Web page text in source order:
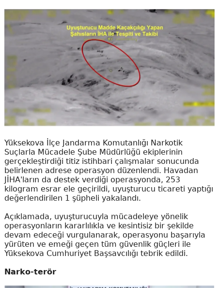
Yüksekova İlçe Jandarma Komutanlığı Narkotik
Suçlarla Mücadele Şube Müdürlüğü ekiplerinin
gerçekleştirdiği titiz istihbari çalışmalar sonucunda
belirlenen adrese operasyon düzenlendi. Havadan
JİHA'ların da destek verdiği operasyonda, 253
kilogram esrar ele geçirildi, uyuşturucu ticareti yaptığı
değerlendirilen 1 şüpheli yakalandı.
Açıklamada, uyuşturucuyla mücadeleye yönelik
operasyonların kararlılıkla ve kesintisiz bir şekilde
devam edeceği vurgulanarak, operasyonu başarıyla
yürüten ve emeği geçen tüm güvenlik güçleri ile
Yüksekova Cumhuriyet Başsavcılığı tebrik edildi.
Narko-terör